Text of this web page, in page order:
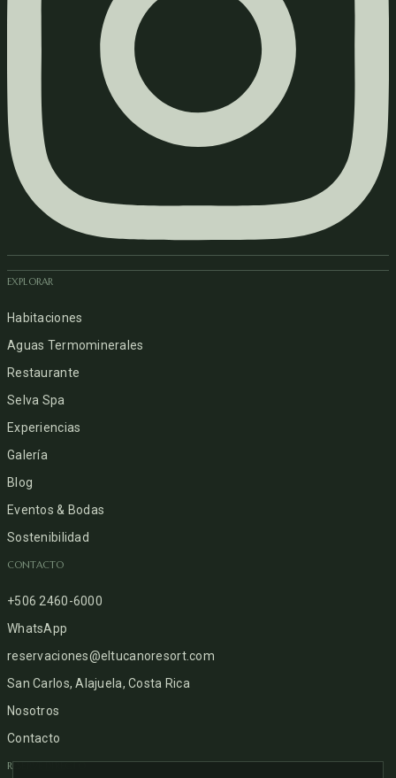
EXPLORAR
Habitaciones
Aguas Termominerales
Restaurante
Selva Spa
Experiencias
Galería
Blog
Eventos & Bodas
Sostenibilidad
CONTACTO
+506 2460-6000
WhatsApp
reservaciones@eltucanoresort.com
San Carlos, Alajuela, Costa Rica
Nosotros
Contacto
RESERVE DIRECTO